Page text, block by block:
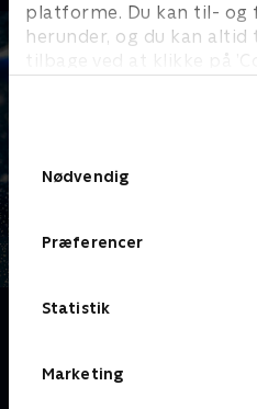
platforme. Du kan til- og
herunder, og du kan
tilbage ved at klikke på
Nødvendig
Præferencer
Statistik
Marketing
Om Et meningsfyldt ophold
behov og - vigtigst af alt -
mod jul tjekker fire kendte